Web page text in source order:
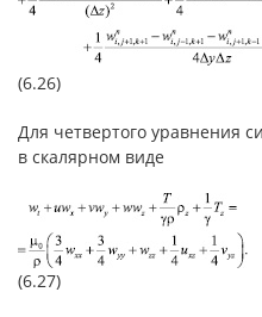
(6.26)
Для четвертого уравнения
в скалярном виде
(6.27)